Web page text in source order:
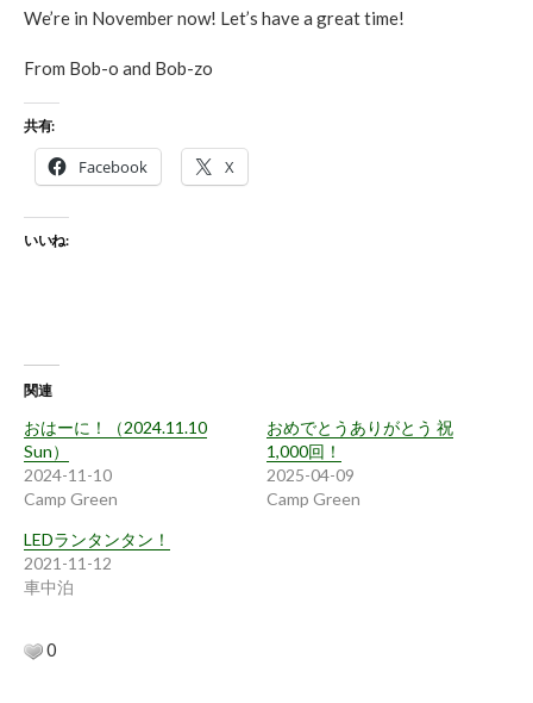
We’re in November now! Let’s have a great time!
From Bob-o and Bob-zo
共有:
Facebook X
いいね:
関連
おはーに！（2024.11.10
Sun）
2024-11-10
Camp Green
おめでとうありがとう 祝
1,000回！
2025-04-09
Camp Green
LEDランタンタン！
2021-11-12
車中泊
0